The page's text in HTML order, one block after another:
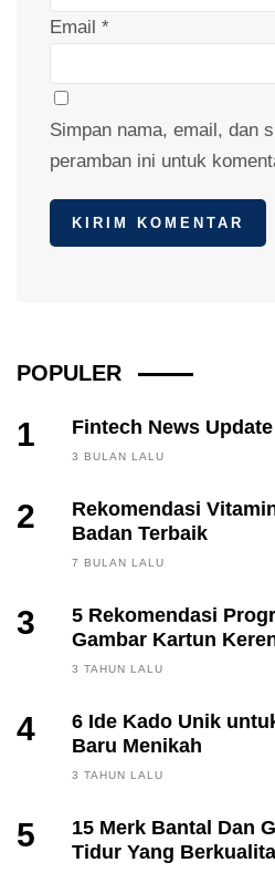
Email *
Simpan nama, email, dan
peramban ini untuk
POPULER
1 Fintech News Update
3 BULAN LALU
2
Rekomendasi
Badan Terbaik
7 BULAN LALU
3
5 Rekomendasi
Gambar Kartun
3 TAHUN LALU
4
6 Ide Kado Unik
Baru Menikah
3 TAHUN LALU
5
15 Merk Bantal Dan
Tidur Yang